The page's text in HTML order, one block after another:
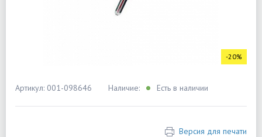
-20%
Артикул: 001-098646 Наличие: Есть в наличии
Версия для печати